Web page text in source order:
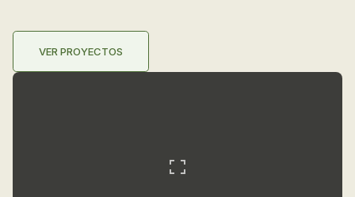
VER PROYECTOS